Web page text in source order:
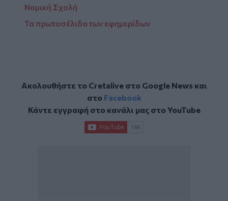
Νομική Σχολή
Τα πρωτοσέλιδα των εφημερίδων
Ακολουθήστε το Cretalive στο Google Newsκαι
στο Facebook
Κάντε εγγραφή στο κανάλι μας στοYouTube